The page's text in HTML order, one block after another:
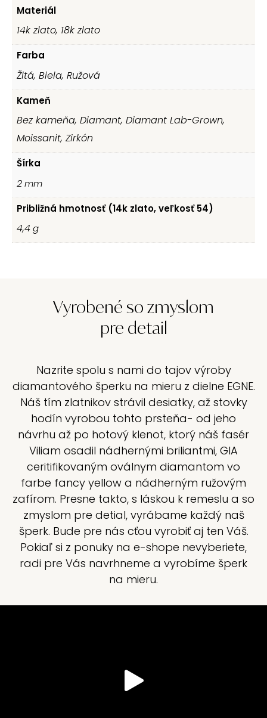
Materiál
14k zlato, 18k zlato
Farba
Žltá, Biela, Ružová
Kameň
Bez kameňa, Diamant, Diamant Lab-Grown,
Moissanit, Zirkón
Šírka
2mm
Približná hmotnosť (14k zlato, veľkosť 54)
4,4g
Vyrobené so zmyslom
pre detail
Nazrite spolu s nami do tajov výroby
diamantového šperku na mieru z dielne EGNE.
Náš tím zlatnikov strávil desiatky, až stovky
hodín vyrobou tohto prsteňa- od jeho
návrhu až po hotový klenot, ktorý náš fasér
Viliam osadil nádhernými briliantmi, GIA
ceritifikovaným oválnym diamantom vo
farbe fancy yellow a nádherným ružovým
zafírom. Presne takto, s láskou k remeslu a so
zmyslom pre detial, vyrábame každý naš
šperk. Bude pre nás cťou vyrobiť aj ten Váš.
Pokiaľ si z ponuky na e-shope nevyberiete,
radi pre Vás navrhneme a vyrobíme šperk
na mieru.